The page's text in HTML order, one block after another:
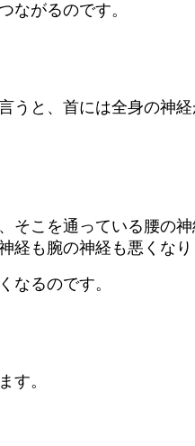
ながるのです。
うと、首には全身の神
そこを通っている腰の
経も腕の神経も悪くなり
なるのです。
す。